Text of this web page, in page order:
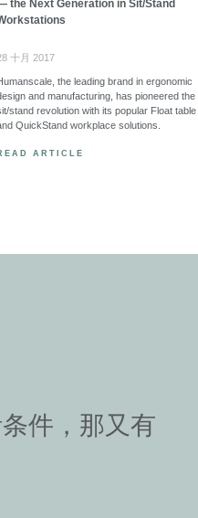
the Next Generation in Sit/Stand
十月 2017
the leading brand in ergonomic
and manufacturing, has pioneered the
stand revolution with its popular Float table
QuickStand workplace solutions.
ARTICLE
件，那又有